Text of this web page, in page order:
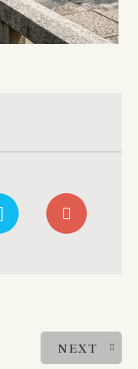
NEXT